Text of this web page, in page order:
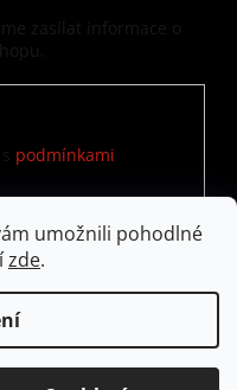
umožnili pohodlné
zde.
zasílat informace o
podmínkami